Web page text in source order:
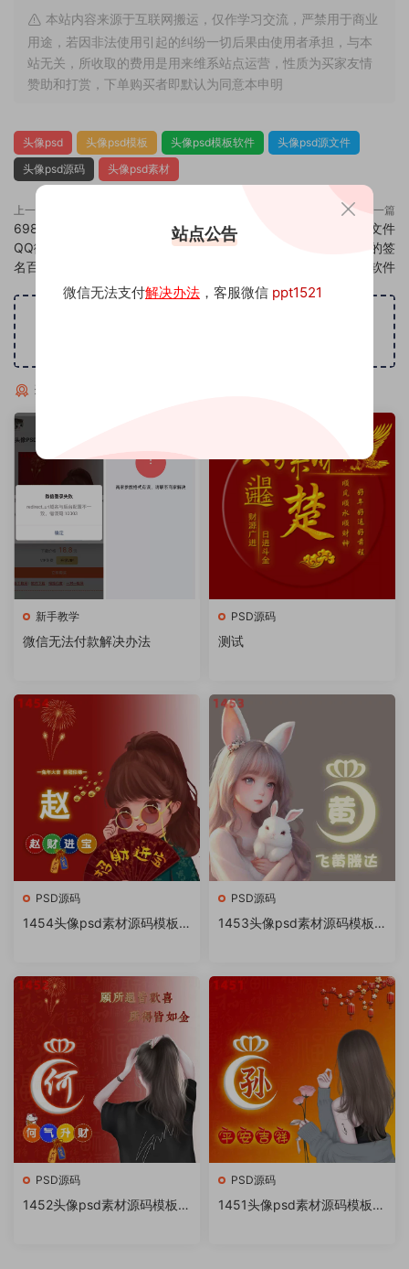
本站内容来源于互联网搬运，仅作学习交流，严禁用于商业
用途，若因非法使用引起的纠纷一切后果由使用者承担，与本
站无关，所收取的费用是用来维系站点运营，性质为买家友情
赞助和打赏，下单购买者即默认为同意本申明
头像psd 头像psd模板 头像psd模板软件
头像psd源文件
头像psd源码
头像psd素材
上一篇
698头像psd素材源码模板源文件
QQ微信抖音快手小红书很火的签
名百家姓氏头像制作教程软件
下一篇
700头像psd素材源码模板源文件
QQ微信抖音快手小红书很火的签
名百家姓氏头像制作教程软件
猜你喜欢
新手教学
微信无法付款解决办法
PSD源码
测试
PSD源码
1454头像psd素材源码模板
作教程软件
PSD源码
1453头像psd素材源码模板
作教程软件
PSD源码
1452头像psd素材源码模板源
PSD源码
1451头像psd素材源码模板源
站点公告
微信无法支付解决办法 ，客服微信 ppt1521